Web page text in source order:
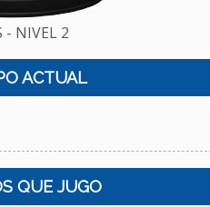
- NIVEL 2
ACTUAL
QUE JUGO